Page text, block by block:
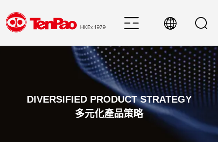
DIVERSIFIED PRODUCT STRATEGY
多元化產品策略